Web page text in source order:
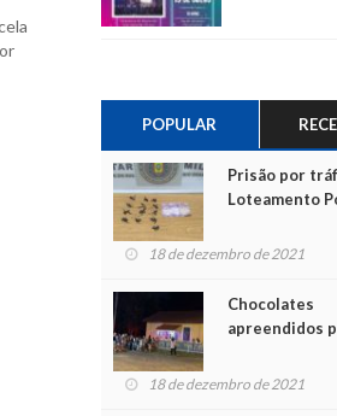
POPULAR
Prisão por
Loteamento
18 de dezembro de 2021
Chocolates
apreendidos
para crianças
18 de dezembro de 2021